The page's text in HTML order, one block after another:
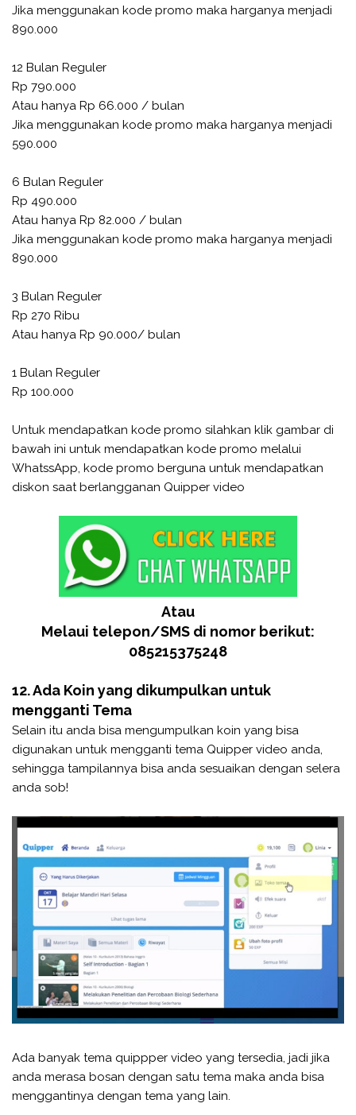
Jika menggunakan kode promo maka harganya menjadi
890.000
12 Bulan Reguler
Rp 790.000
Atau hanya Rp 66.000 / bulan
Jika menggunakan kode promo maka harganya menjadi
590.000
6 Bulan Reguler
Rp 490.000
Atau hanya Rp 82.000 / bulan
Jika menggunakan kode promo maka harganya menjadi
890.000
3 Bulan Reguler
Rp 270 Ribu
Atau hanya Rp 90.000/ bulan
1 Bulan Reguler
Rp 100.000
Untuk mendapatkan kode promo silahkan klik gambar di
bawah ini untuk mendapatkan kode promo melalui
WhatssApp, kode promo berguna untuk mendapatkan
diskon saat berlangganan Quipper video
Atau
Melaui telepon/SMS di nomor berikut:
085215375248
12. Ada Koin yang dikumpulkan untuk
mengganti Tema
Selain itu anda bisa mengumpulkan koin yang bisa
digunakan untuk mengganti tema Quipper video anda,
sehingga tampilannya bisa anda sesuaikan dengan selera
anda sob!
Ada banyak tema quippper video yang tersedia, jadi jika
anda merasa bosan dengan satu tema maka anda bisa
menggantinya dengan tema yang lain.